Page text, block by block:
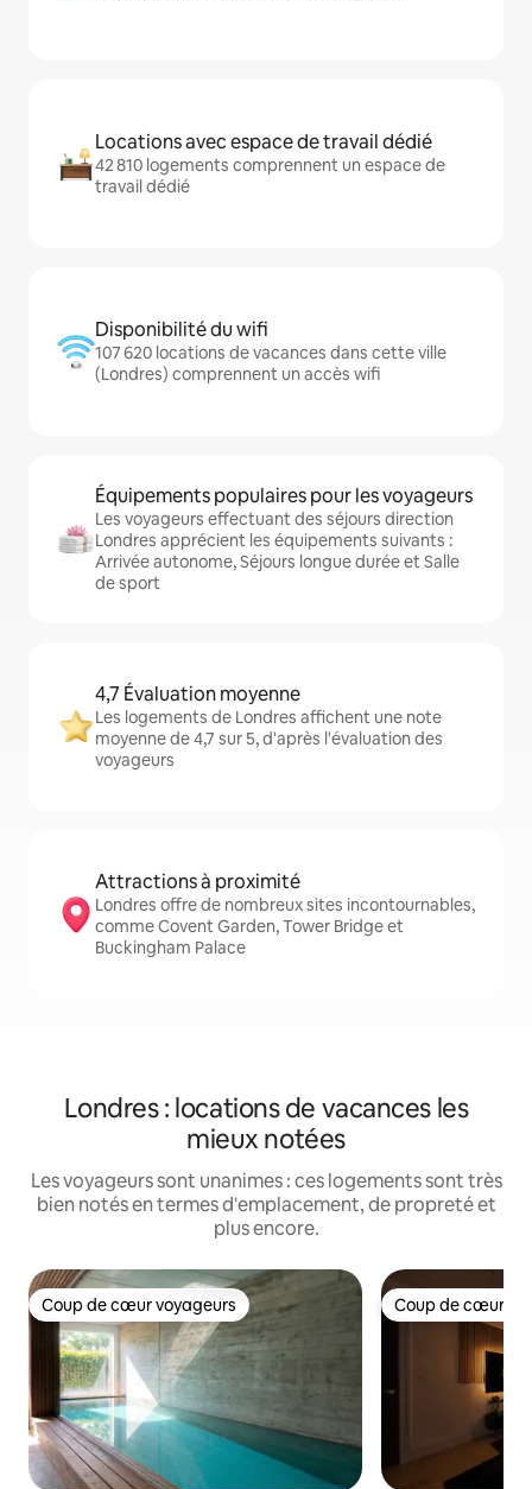
Locations avec espace de travail dédié
42 810 logements comprennent un espace de
travail dédié
Disponibilité du wifi
107 620 locations de vacances dans cette ville
(Londres) comprennent un accès wifi
Équipements populaires pour les voyageurs
Les voyageurs effectuant des séjours direction
Londres apprécient les équipements suivants :
Arrivée autonome, Séjours longue durée et Salle
de sport
4,7 Évaluation moyenne
Les logements de Londres affichent une note
moyenne de 4,7 sur 5, d'après l'évaluation des
voyageurs
Attractions à proximité
Londres offre de nombreux sites incontournables,
comme Covent Garden, Tower Bridge et
Buckingham Palace
Londres : locations de vacances les
mieux notées
Les voyageurs sont unanimes : ces logements sont très
bien notés en termes d'emplacement, de propreté et
plus encore.
Coup de cœur voyageurs
Coup de cœur voyageurs Coup de cœur
Coup de cœur